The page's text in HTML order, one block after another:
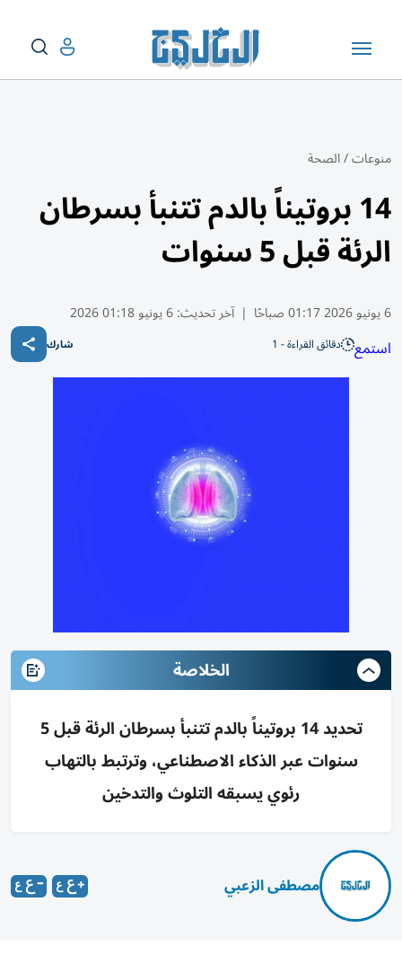
منوعات/الصحة
14 بروتيناً بالدم تتنبأ بسرطان
الرئة قبل 5 سنوات
6 يونيو 2026 01:17 صباحًا | آخر تحديث:6 يونيو 01:18 2026
استمع دقائق القراءة - 1 شارك
الخلاصة
تحديد 14 بروتيناً بالدم تتنبأ بسرطان الرئة قبل 5
سنوات عبر الذكاء الاصطناعي، وترتبط بالتهاب
رئوي يسبقه التلوث والتدخين
مصطفى الزعبي